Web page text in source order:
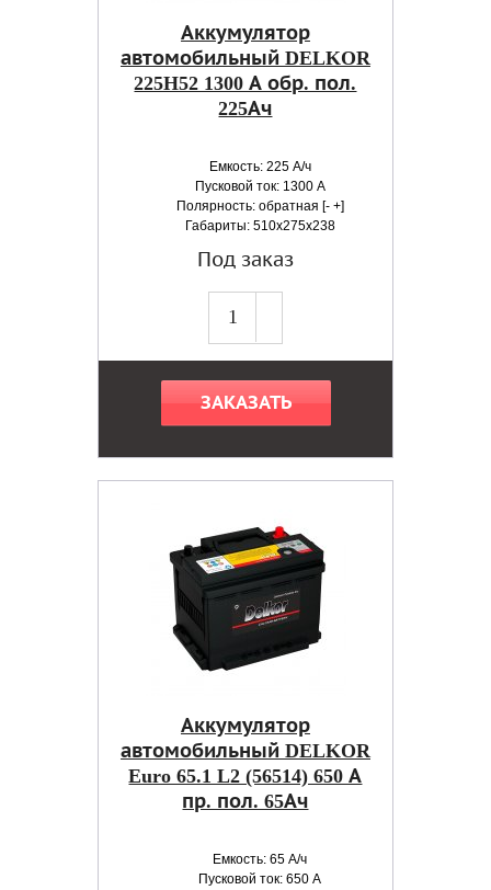
Аккумулятор
автомобильный DELKOR
225H52 1300 А обр. пол.
225Ач
Емкость: 225 А/ч
Пусковой ток: 1300 А
Полярность: обратная [- +]
Габариты: 510x275x238
Под заказ
ЗАКАЗАТЬ
Аккумулятор
автомобильный DELKOR
Euro 65.1 L2 (56514) 650 А
пр. пол. 65Ач
Емкость: 65 А/ч
Пусковой ток: 650 А